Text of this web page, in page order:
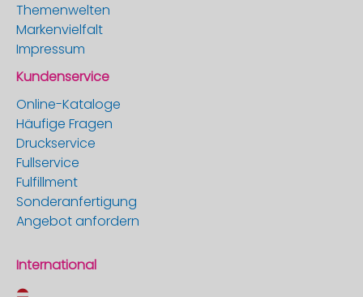
Themenwelten
Markenvielfalt
Impressum
Kundenservice
Online-Kataloge
Häufige Fragen
Druckservice
Fullservice
Fulfillment
Sonderanfertigung
Angebot anfordern
International